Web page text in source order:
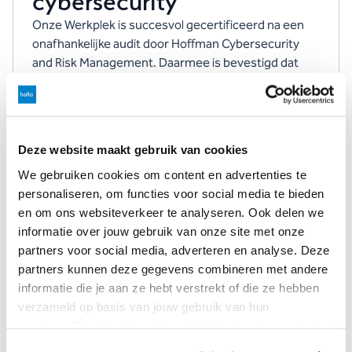
Deze website maakt gebruik van cookies
We gebruiken cookies om content en advertenties te
personaliseren, om functies voor social media te bieden
en om ons websiteverkeer te analyseren. Ook delen we
informatie over jouw gebruik van onze site met onze
partners voor social media, adverteren en analyse. Deze
partners kunnen deze gegevens combineren met andere
informatie die je aan ze hebt verstrekt of die ze hebben
verzameld op basis van jouw gebruik van hun
Onze Werkplek is succesvol gecertificeerd na een
onafhankelijke audit door Hoffman Cybersecurity
and Risk Management. Daarmee is bevestigd dat
onze cybersecurity‑maatregelen voldoen aan hoge,
objectief getoetste standaarden.
Hallo, het beste advies
Welke Managed